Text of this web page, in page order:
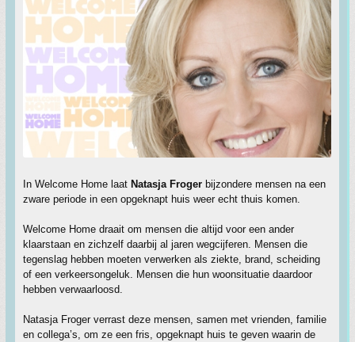
In Welcome Home laat Natasja Froger bijzondere mensen na een
zware periode in een opgeknapt huis weer echt thuis komen.
Welcome Home draait om mensen die altijd voor een ander
klaarstaan en zichzelf daarbij al jaren wegcijferen. Mensen die
tegenslag hebben moeten verwerken als ziekte, brand, scheiding
of een verkeersongeluk. Mensen die hun woonsituatie daardoor
hebben verwaarloosd.
Natasja Froger verrast deze mensen, samen met vrienden, familie
en collega’s, om ze een fris, opgeknapt huis te geven waarin de